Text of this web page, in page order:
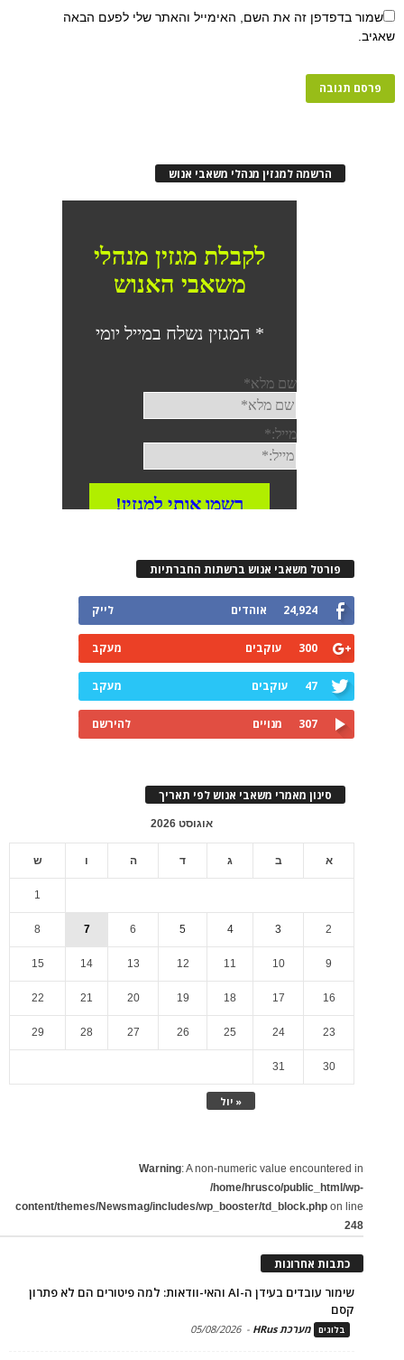
שמור בדפדפן זה את השם, האימייל והאתר שלי לפעם הבאה
שאגיב.
הרשמה למגזין מנהלי משאבי אנוש
פורטל משאבי אנוש ברשתות החברתיות
24,924 אוהדים לייק
300 עוקבים מעקב
47 עוקבים מעקב
307 מנויים להירשם
סינון מאמרי משאבי אנוש לפי תאריך
אוגוסט 2026
א ב ג ד ה ו ש
« יול
1
2
3
4
5
6
7
8
9
10
11
12
13
14
15
16
17
18
19
20
21
22
23
24
25
26
27
28
29
30
31
Warning: A non-numeric value encountered in
/home/hrusco/public_html/wp-
content/themes/Newsmag/includes/wp_booster/td_block.php on line
248
כתבות אחרונות
שימור עובדים בעידן ה-AI והאי-וודאות: למה פיטורים הם לא פתרון
קסם
בלוגים מערכת HRus -
05/08/2026